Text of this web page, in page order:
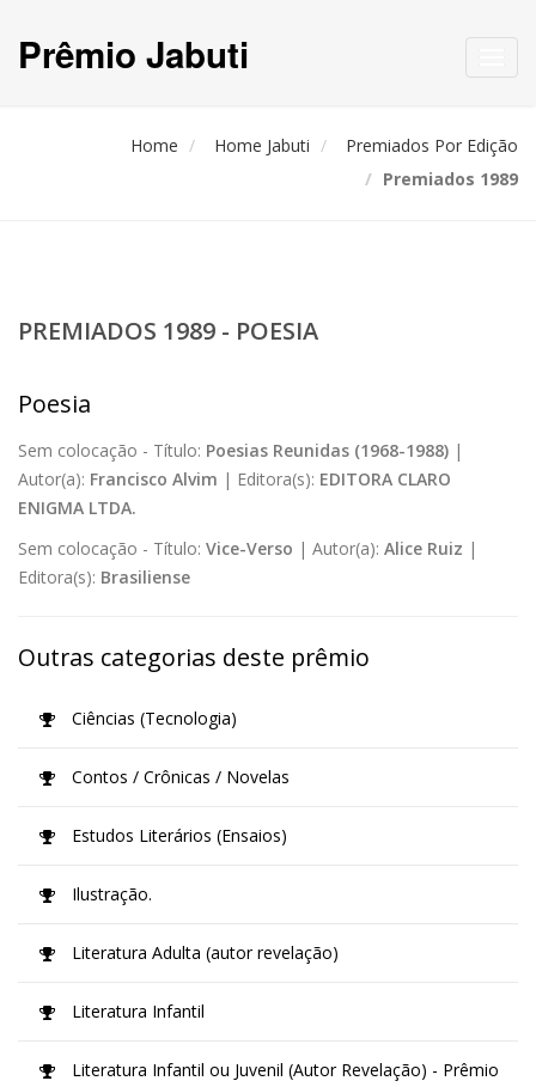
Prêmio Jabuti
Home Home Jabuti
Premiados Por Edição
Premiados 1989
PREMIADOS 1989 - POESIA
Poesia
Sem colocação - Título: Poesias Reunidas (1968-1988) |
Autor(a): Francisco Alvim | Editora(s): EDITORA CLARO
ENIGMA LTDA.
Sem colocação - Título: Vice-Verso | Autor(a): Alice Ruiz |
Editora(s): Brasiliense
Outras categorias deste prêmio
Ciências (Tecnologia)
Contos / Crônicas / Novelas
Estudos Literários (Ensaios)
Ilustração.
Literatura Adulta (autor revelação)
Literatura Infantil
Literatura Infantil ou Juvenil (Autor Revelação) - Prêmio